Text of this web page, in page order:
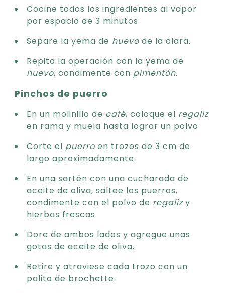
Cocine todos los ingredientes al vapor
por espacio de 3 minutos
Separe la yema de huevo de la clara.
Repita la operación con la yema de
huevo, condimente con pimentón.
Pinchos de puerro
En un molinillo de café, coloque el regaliz
en rama y muela hasta lograr un polvo
Corte el puerro en trozos de 3 cm de
largo aproximadamente.
En una sartén con una cucharada de
aceite de oliva, saltee los puerros,
condimente con el polvo de regalizy
hierbas frescas.
Dore de ambos lados y agregue unas
gotas de aceite de oliva.
Retire y atraviese cada trozo con un
palito de brochette.